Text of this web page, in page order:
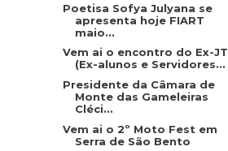
Poetisa Sofya Julyana se
apresenta hoje FIART
maio...
Vem ai o encontro do Ex-JT
(Ex-alunos e Servidores...
Presidente da Câmara de
Monte das Gameleiras
Cléci...
Vem ai o 2º Moto Fest em
Serra de São Bento